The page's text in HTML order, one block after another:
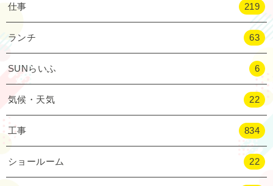
仕事 219
ランチ 63
SUNらいふ 6
気候・天気 22
工事 834
ショールーム 22